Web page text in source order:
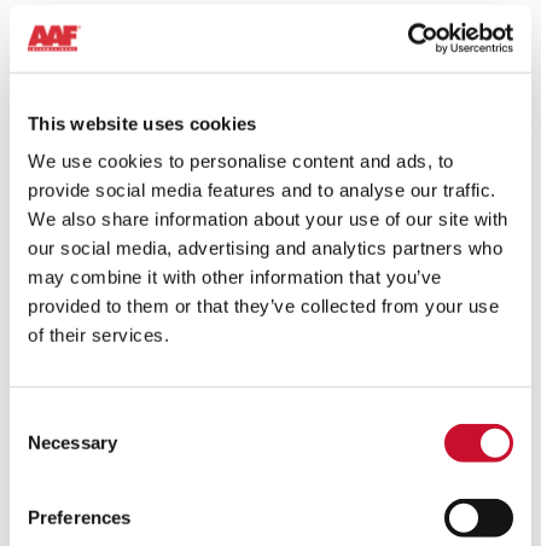
This website uses cookies
We use cookies to personalise content and ads, to
provide social media features and to analyse our traffic.
We also share information about your use of our site with
our social media, advertising and analytics partners who
may combine it with other information that you’ve
provided to them or that they’ve collected from your use
of their services.
Selection
Necessary
Preferences